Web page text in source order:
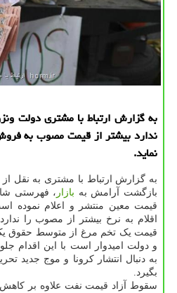
به گزارش ارتباط با مشتری دولت
نماید.
به گزارش ارتباط با مشتری به نقل از
بازگشت آرامش به بازار
قیمت معین منتشر و اعلام
اقلام به نرخ بیشتر از مصوب را
قیمت یک تخم مرغ از متوسط حقوق
و دولت امیدوار است با این اقدام
به دنبال انتشار کرونا و موج جدید
بگیرد.
سقوط آزاد قیمت نفت علاوه بر